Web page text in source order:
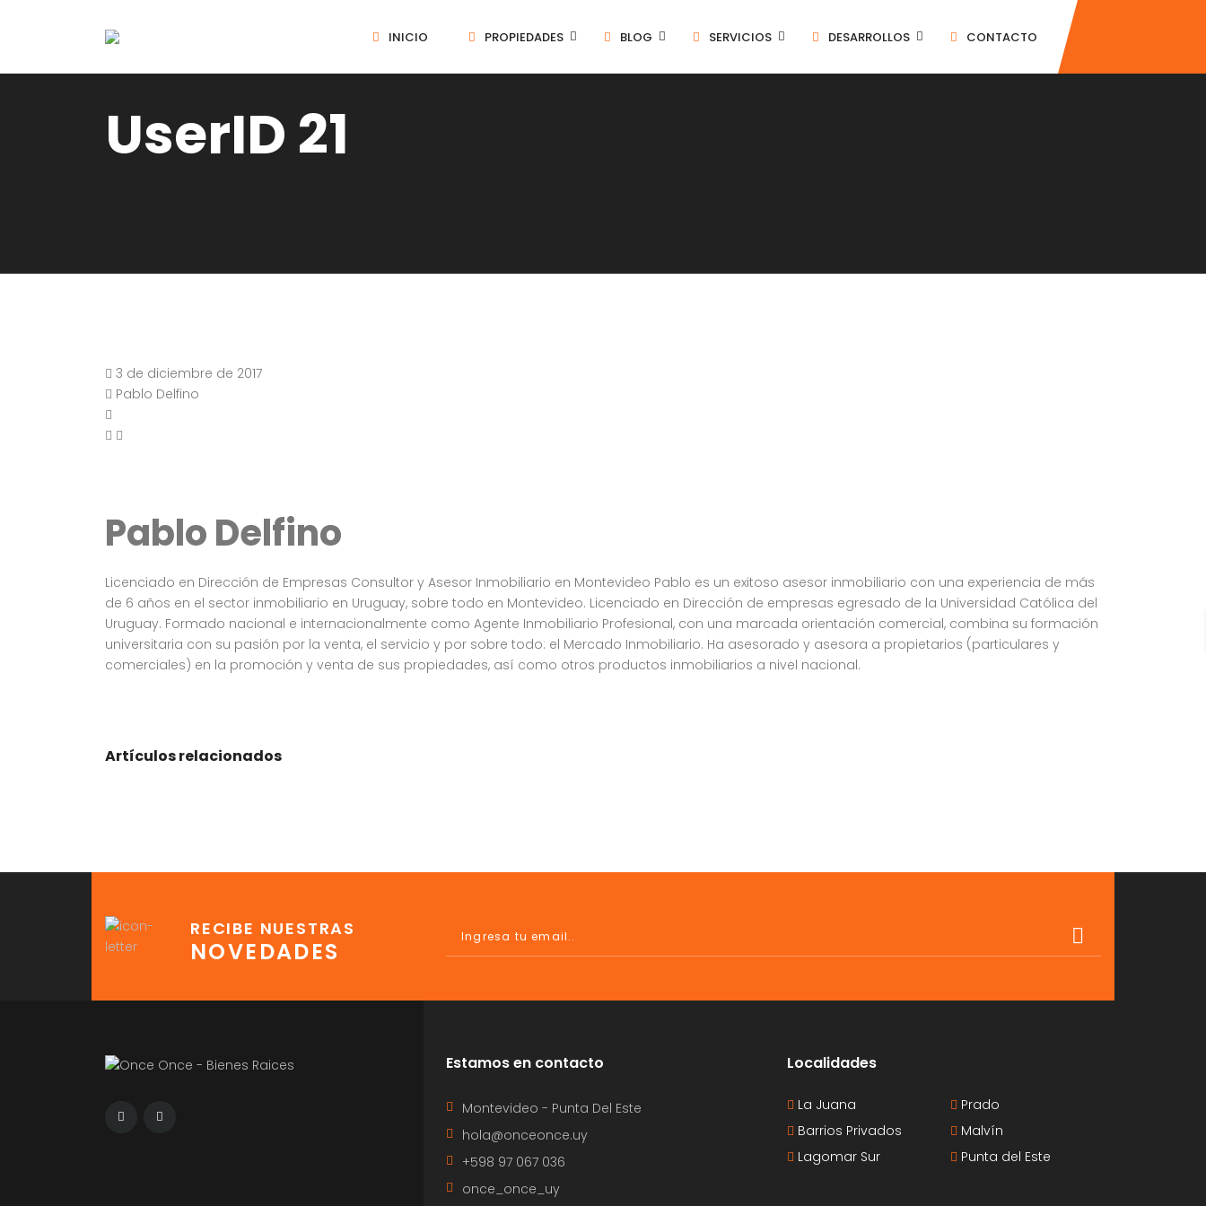
INICIO PROPIEDADES BLOG SERVICIOS DESARROLLOS CONTACTO
UserID 21
3 de diciembre de 2017
Pablo Delfino
Pablo Delfino
Licenciado en Dirección de Empresas Consultor y Asesor Inmobiliario en Montevideo Pablo es un exitoso asesor inmobiliario con una experiencia de más
de 6 años en el sector inmobiliario en Uruguay, sobre todo en Montevideo. Licenciado en Dirección de empresas egresado de la Universidad Católica del
Uruguay. Formado nacional e internacionalmente como Agente Inmobiliario Profesional, con una marcada orientación comercial, combina su formación
universitaria con su pasión por la venta, el servicio y por sobre todo: el Mercado Inmobiliario. Ha asesorado y asesora a propietarios (particulares y
comerciales) en la promoción y venta de sus propiedades, así como otros productos inmobiliarios a nivel nacional.
Artículos relacionados
RECIBE NUESTRAS
NOVEDADES
Estamos en contacto
Montevideo - Punta Del Este
hola@onceonce.uy
+598 97 067 036
once_once_uy
Localidades
La Juana
Barrios Privados
Lagomar Sur
Prado
Malvín
Punta del Este